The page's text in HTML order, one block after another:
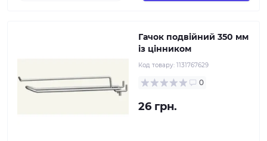
Гачок подвійний 350 мм
із цінником
Код товару: 1131767629
0
26 грн.